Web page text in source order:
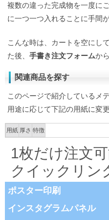
複数の違った完成物を一度に
に一つ一つ入れることに手間
こんな時は、カートを空にして
た後、 手書き注文フォームか
関連商品を探す
このページで紹介しているメ
用途に応じて下記の用紙に変
用紙 厚さ 特徴
1枚だけ注文
クイックリン
ポスター印刷
インスタグラムパネル